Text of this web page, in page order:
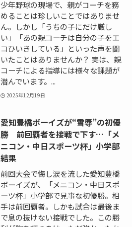
少年野球の現場で、親がコーチを務
めることは珍しいことではありませ
ん。しかし「うちの子にだけ厳し
い」「あの親コーチは自分の子をエ
コひいきしている」といった声を聞
いたことはありませんか？ 実は、親
コーチによる指導には様々な課題が
潜んでいます。...
2025年12月19日
愛知豊橋ボーイズが“雪辱”の初優
勝 前回覇者を接戦で下す…「メ
ニコン・中日スポーツ杯」小学部
結果
前回大会で悔し涙を流した愛知豊橋
ボーイズが、「メニコン・中日スポ
ーツ杯」小学部で見事な初優勝。相
手は前回覇者。しかも試合は最後ま
で息の抜けない接戦でした。この勝